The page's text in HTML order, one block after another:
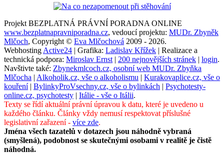
Projekt BEZPLATNÁ PRÁVNÍ PORADNA ONLINE
www.bezplatnapravniporadna.cz, vedoucí projektu: MUDr. Zbyněk
Mlčoch, Copyright © Eva Mlčochová 2009 - 2026.
Webhosting Active24 | Grafika: Ladislav Křížek | Realizace a
technická podpora: Miroslav Ernst | 200 nejnovějších stránek | login.
Navštivte také: Zbynekmlcoch.cz, osobní web MUDr. Zbyňka
Mlčocha | Alkoholik.cz, vše o alkoholismu | Kurakovaplice.cz, vše o
kouření| BylinkyProVsechny.cz, vše o bylinkách | Psychotesty-
online.cz, psychotesty | Itálie - vše o Itálii.
Texty se řídí aktuální právní úpravou k datu, které je uvedeno u
každého článku. Články vždy nemusí respektovat příslušné
legislativní zařazení - více zde.
Jména všech tazatelů v dotazech jsou náhodně vybraná
(smyšlená), podobnost se skutečnými osobami v realitě je čistě
náhodná.